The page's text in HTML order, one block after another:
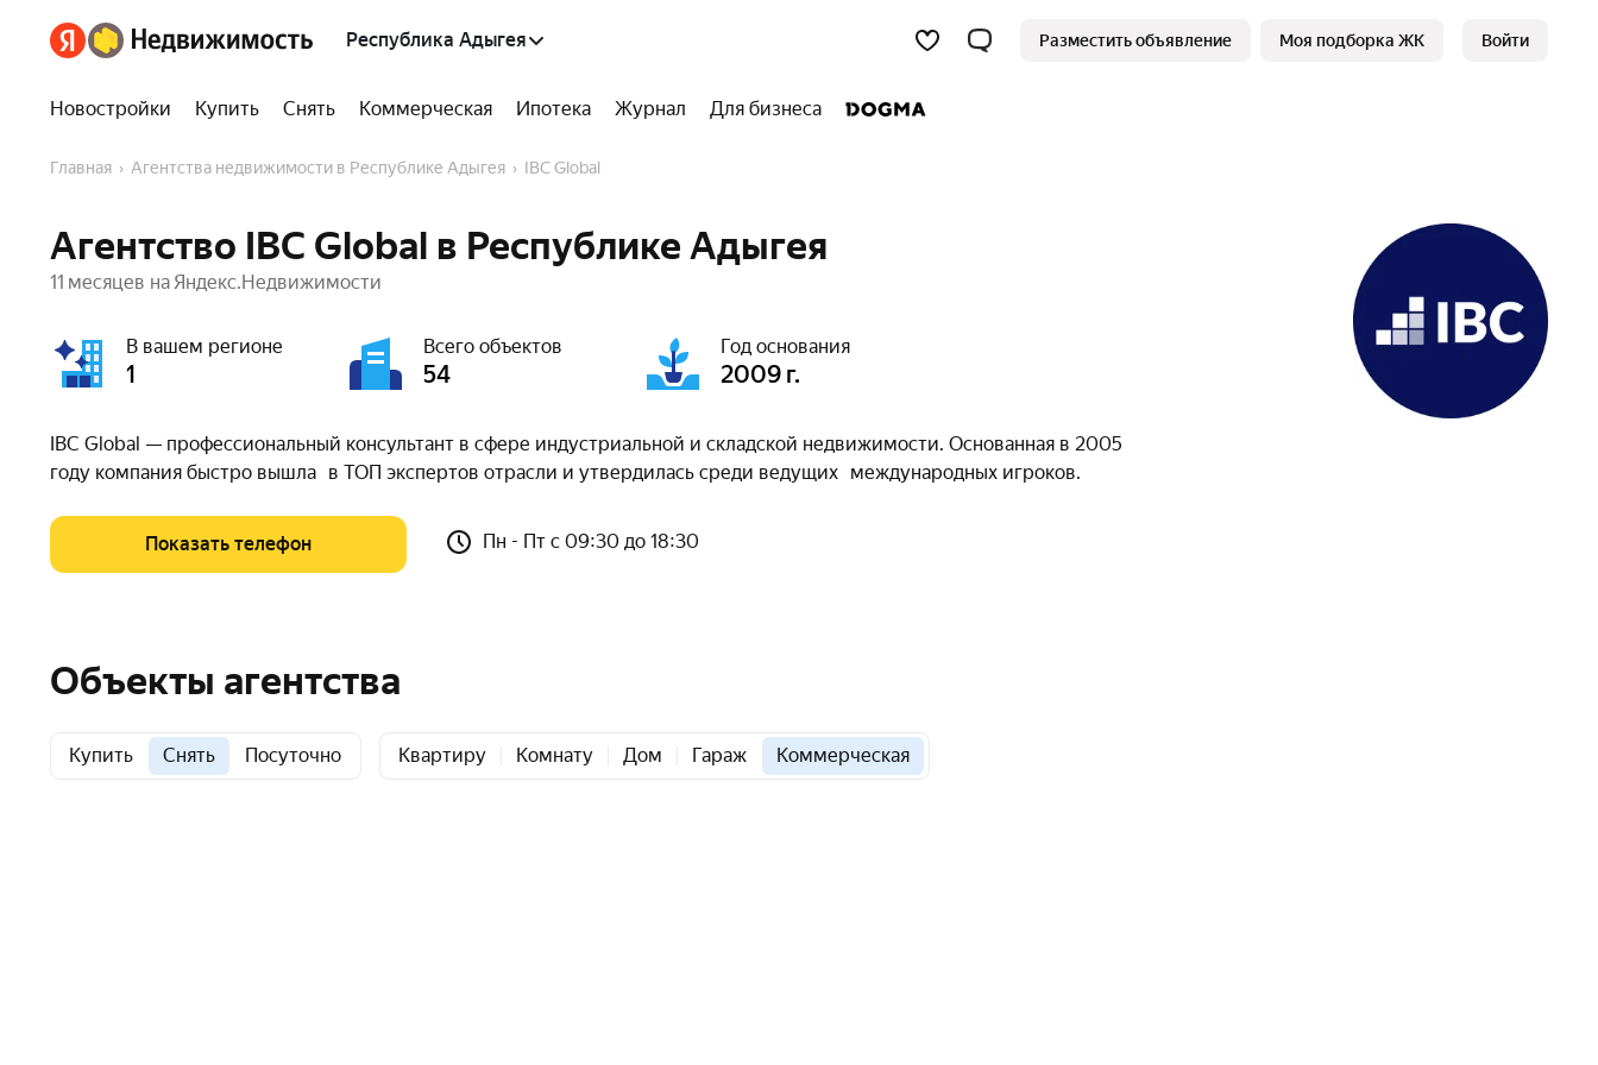
Республика Адыгея Разместить объявление Моя подборка ЖК Войти
Новостройки Купить Снять Коммерческая Ипотека Журнал Для бизнеса
Главная Агентства недвижимости в Республике Адыгея IBC Global
Агентство IBC Global в Республике Адыгея
11 месяцев на Яндекс.Недвижимости
В вашем регионе
1
Всего объектов
54
Год основания
2009 г.
IBC Global — профессиональный консультант в сфере индустриальной и складской недвижимости. Основанная в 2005
году компания быстро вышла в ТОП экспертов отрасли и утвердилась среди ведущих международных игроков.
Показать телефон Пн - Пт с 09:30 до 18:30
Объекты агентства
Купить Снять Посуточно Квартиру Комнату Дом Гараж Коммерческая